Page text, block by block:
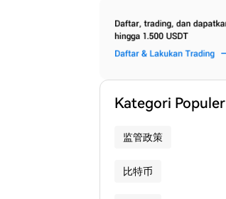
Kategori Populer
监管政策
比特币